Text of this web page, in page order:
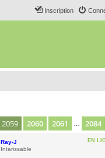
Inscription
2059 2060 2061 2084
EN
Ray-J
Intarissable